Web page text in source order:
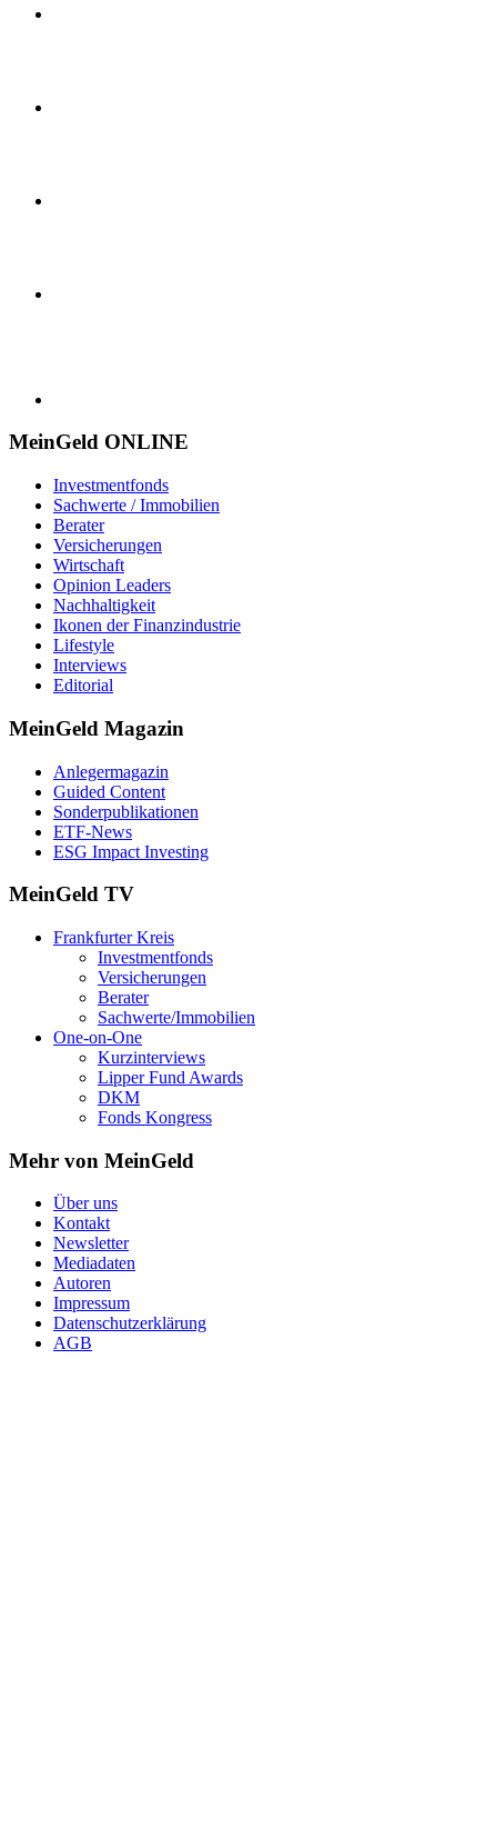
MeinGeld ONLINE
Investmentfonds
Sachwerte / Immobilien
Berater
Versicherungen
Wirtschaft
Opinion Leaders
Nachhaltigkeit
Ikonen der Finanzindustrie
Lifestyle
Interviews
Editorial
MeinGeld Magazin
Anlegermagazin
Guided Content
Sonderpublikationen
ETF-News
ESG Impact Investing
MeinGeld TV
Frankfurter Kreis
Investmentfonds
Versicherungen
Berater
Sachwerte/Immobilien
One-on-One
Kurzinterviews
Lipper Fund Awards
DKM
Fonds Kongress
Mehr von MeinGeld
Über uns
Kontakt
Newsletter
Mediadaten
Autoren
Impressum
Datenschutzerklärung
AGB